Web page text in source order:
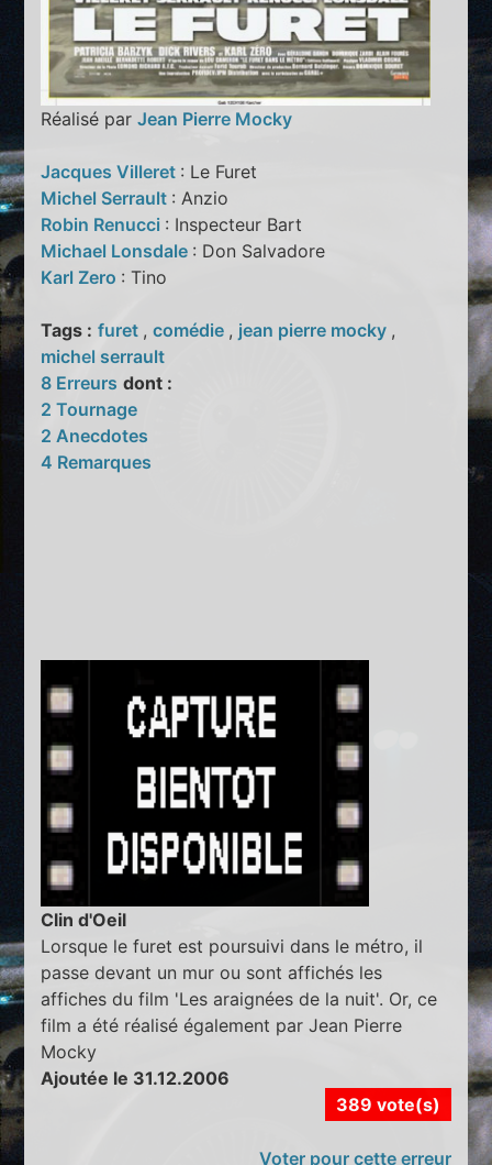
Réalisé parJean Pierre Mocky
Jacques Villeret : Le Furet
Michel Serrault : Anzio
Robin Renucci : Inspecteur Bart
Michael Lonsdale : Don Salvadore
Karl Zero : Tino
Tags : furet ,comédie , jean pierre mocky ,
michel serrault
8 Erreurs dont :
2 Tournage
2 Anecdotes
4 Remarques
Clin d'Oeil
Lorsque le furet est poursuivi dans le métro, il
passe devant un mur ou sont affichés les
affiches du film 'Les araignées de la nuit'. Or, ce
film a été réalisé également par Jean Pierre
Mocky
Ajoutée le 31.12.2006
389 vote(s)
Voter pour cette erreur